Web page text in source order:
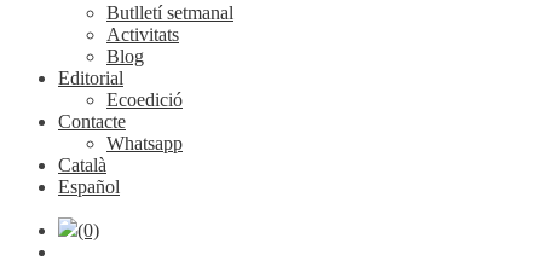
Butlletí setmanal
Activitats
Blog
Editorial
Ecoedició
Contacte
Whatsapp
Català
Español
(0)